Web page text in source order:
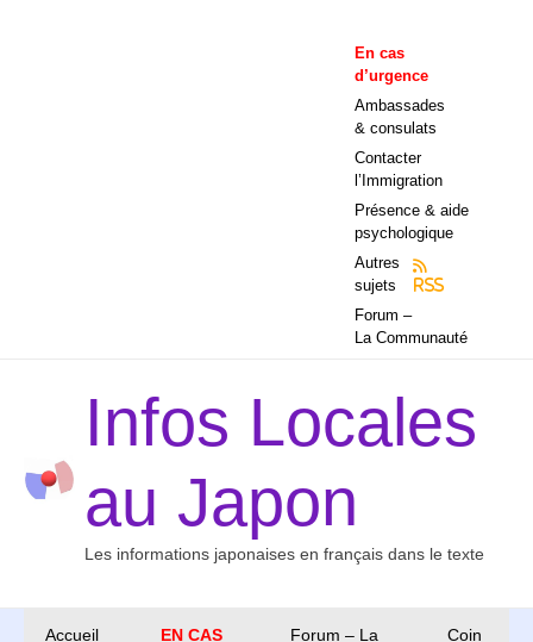
En cas
d’urgence
Ambassades
& consulats
Contacter
l’Immigration
Présence & aide
psychologique
Autres
sujets
RSS
Forum –
La Communauté
Infos Locales
au Japon
Les informations japonaises en français dans le texte
Accueil
EN CAS
Forum – La
Coin